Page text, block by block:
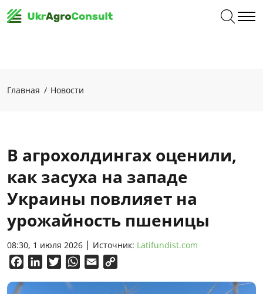
Главная Новости
В агрохолдингах оценили,
как засуха на западе
Украины повлияет на
урожайность пшеницы
08:30, 1 июля 2026 Источник: Latifundist.com
FacebookLinkedInTwitterWhatsApp
Email